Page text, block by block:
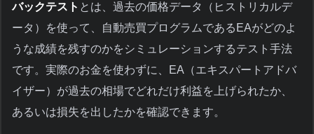
バックテスト とは、過去の価格データ（ヒストリカルデ
ータ）を使って、自動売買プログラムであるEAがどのよ
うな成績を残すのかをシミュレーションするテスト手法
です。実際のお金を使わずに、EA（エキスパートアドバ
イザー）が過去の相場でどれだけ利益を上げられたか、
あるいは損失を出したかを確認できます。